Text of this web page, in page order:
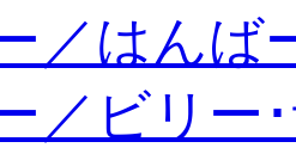
／はんば
／ビリー